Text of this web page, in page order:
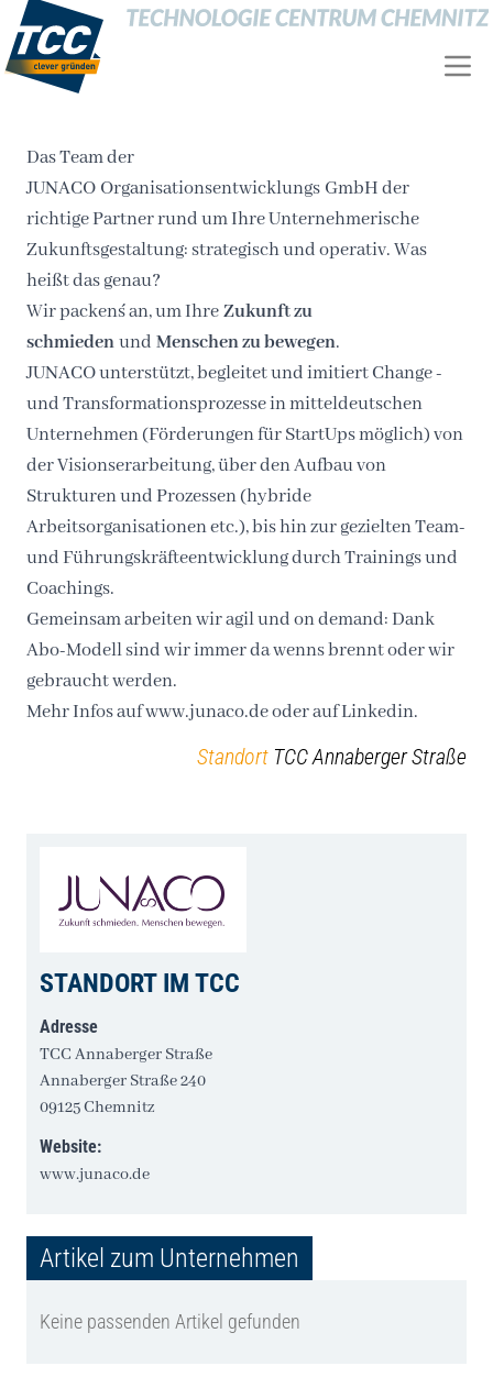
Das Team der
JUNACO Organisationsentwicklungs GmbH der
richtige Partner rund um Ihre Unternehmerische
Zukunftsgestaltung: strategisch und operativ. Was
heißt das genau?
Wir packen´s an, um IhreZukunft zu
schmiedenund Menschen zu bewegen.
JUNACO unterstützt, begleitet und imitiert Change -
und Transformationsprozesse in mitteldeutschen
Unternehmen (Förderungen für StartUps möglich) von
der Visionserarbeitung, über den Aufbau von
Strukturen und Prozessen (hybride
Arbeitsorganisationen etc.), bis hin zur gezielten Team-
und Führungskräfteentwicklung durch Trainings und
Coachings.
Gemeinsam arbeiten wir agil und on demand: Dank
Abo-Modell sind wir immer da wenns brennt oder wir
gebraucht werden.
Mehr Infos aufwww.junaco.deoder auf Linkedin.
Standort TCC Annaberger Straße
STANDORT IM TCC
Adresse
TCC Annaberger Straße
Annaberger Straße 240
09125 Chemnitz
Website:
www.junaco.de
Artikel zum Unternehmen
Keine passenden Artikel gefunden